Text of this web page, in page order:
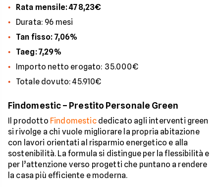
Rata mensile: 478,23€
Durata: 96 mesi
Tan fisso: 7,06%
Taeg: 7,29%
Importo netto erogato: 35.000€
Totale dovuto: 45.910€
Findomestic – Prestito Personale Green
Il prodotto Findomesticdedicato agli interventi green
si rivolge a chi vuole migliorare la propria abitazione
con lavori orientati al risparmio energetico e alla
sostenibilità. La formula si distingue per la flessibilità e
per l’attenzione verso progetti che puntano a rendere
la casa più efficiente e moderna.